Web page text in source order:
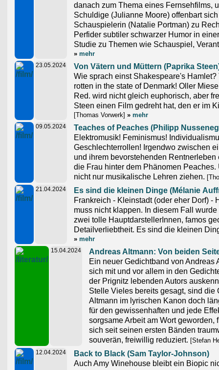
danach zum Thema eines Fernsehfilms,
Schuldige (Julianne Moore) offenbart
Schauspielerin (Natalie Portman) zu
Perfider subtiler schwarzer Humor in
Studie zu Themen wie Schauspiel,
» mehr
23.05.2024
Von Vätern und Müttern (Paprika
Wie sprach einst Shakespeare's
rotten in the state of Denmark! Oller
Red. wird nicht gleich euphorisch, aber
Steen einen Film gedreht hat, den er im
[Thomas Vorwerk] » mehr
09.05.2024
Teaches of Peaches (Philipp
Elektromusik! Feminismus!
Geschlechterrollen! Irgendwo zwischen
und ihrem bevorstehenden
die Frau hinter dem Phänomen
nicht nur musikalische Lehren ziehen.
21.04.2024
Es sind die kleinen Dinge (Mélanie
Frankreich - Kleinstadt (oder eher Dorf) -
muss nicht klappen. In diesem Fall
zwei tolle HauptdarstellerInnen, famos
Detailverliebtheit. Es sind die kleinen
» mehr
15.04.2024
Andreas Altmann: Von beiden
Ein neuer Gedichtband von Andreas
sich mit und vor allem in den
der Prignitz lebenden Autors
Stelle Vieles bereits gesagt, sind die
Altmann im lyrischen Kanon doch
für den gewissenhaften und jede
sorgsame Arbeit am Wort
sich seit seinen ersten Bänden
souverän, freiwillig reduziert. [Stefan
12.04.2024
Back to Black (Sam Taylor-Johnson)
Auch Amy Winehouse bleibt ein Biopic